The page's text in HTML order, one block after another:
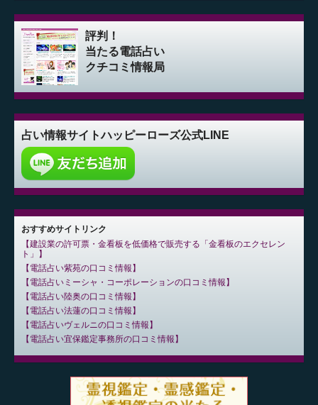
評判！
当たる電話占い
クチコミ情報局
占い情報サイトハッピーローズ公式LINE
おすすめサイトリンク
建設業の許可票・金看板を低価格で販売する「金看板のエクセレン
ト」
電話占い紫苑の口コミ情報
電話占いミーシャ・コーポレーションの口コミ情報
電話占い陸奥の口コミ情報
電話占い法蓮の口コミ情報
電話占いヴェルニの口コミ情報
電話占い宜保鑑定事務所の口コミ情報